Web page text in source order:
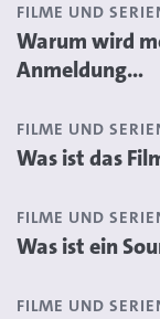
FILME UND
Warum wird
Anmeldung...
FILME UND
Was ist das
FILME UND
Was ist ein
FILME UND